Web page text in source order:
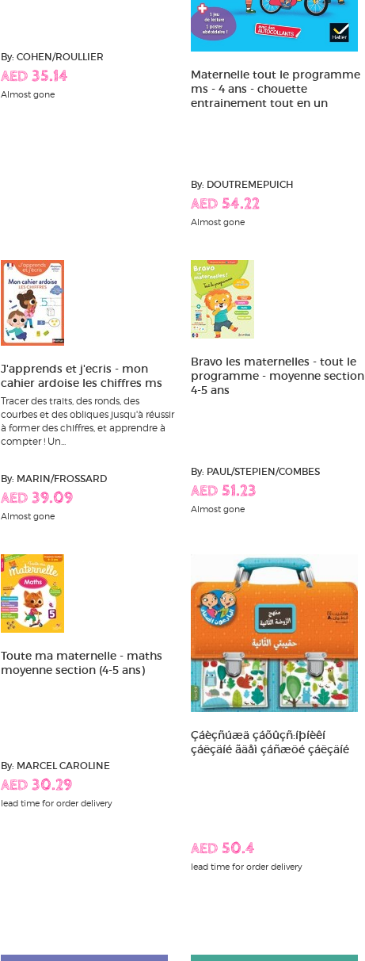
By: COHEN/ROULLIER
AED 35.14
Almost gone
Maternelle tout le programme
ms - 4 ans - chouette
entrainement tout en un
By: DOUTREMEPUICH
AED 54.22
Almost gone
J'apprends et j'ecris - mon
cahier ardoise les chiffres ms
Tracer des traits, des ronds, des
courbes et des obliques jusqu'à réussir
à former des chiffres, et apprendre à
compter ! Un...
By: MARIN/FROSSARD
AED 39.09
Almost gone
Bravo les maternelles - tout le
programme - moyenne section
4-5 ans
By: PAUL/STEPIEN/COMBES
AED 51.23
Almost gone
Toute ma maternelle - maths
moyenne section (4-5 ans)
By: MARCEL CAROLINE
AED 30.29
lead time for order delivery
Çáèçñúæä çáõûçñ:íþíèêí
çáëçäíé ãäåì çáñæöé çáëçäíé
AED 50.4
lead time for order delivery